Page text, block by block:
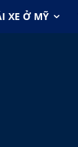
XE Ở MỸ